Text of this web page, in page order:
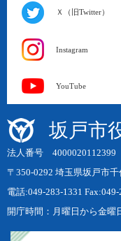
Ｘ（旧Twitter）
Instagram
YouTube
坂戸市
法人番号 4000020112399
〒350-0292 埼玉県坂戸市千
電話:049-283-1331 Fax:049-
開庁時間：月曜日から金曜